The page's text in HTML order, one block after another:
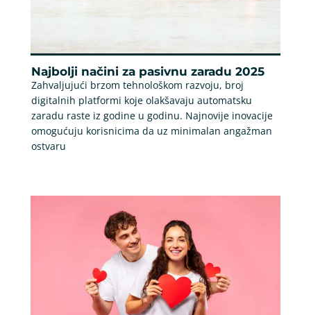
Najbolji načini za pasivnu zaradu 2025
Zahvaljujući brzom tehnološkom razvoju, broj
digitalnih platformi koje olakšavaju automatsku
zaradu raste iz godine u godinu. Najnovije inovacije
omogućuju korisnicima da uz minimalan angažman
ostvaru